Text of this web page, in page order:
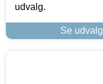
udvalg.
Se